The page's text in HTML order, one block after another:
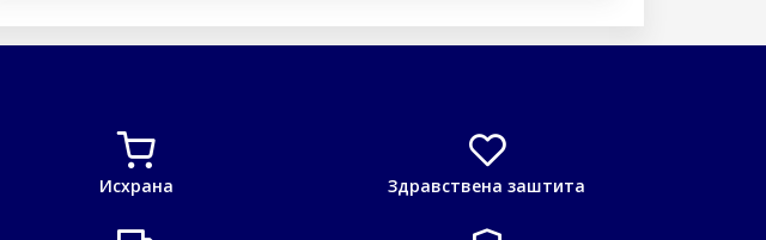
Исхрана Здравствена заштита